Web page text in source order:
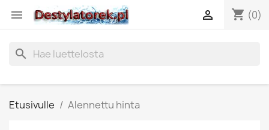
 shopping_cart (0)

search
Etusivulle Alennettu hinta